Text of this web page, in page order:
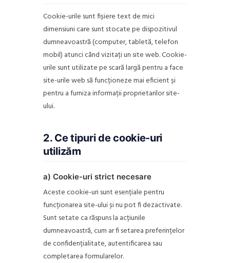
Cookie-urile sunt fișiere text de mici
dimensiuni care sunt stocate pe dispozitivul
dumneavoastră (computer, tabletă, telefon
mobil) atunci când vizitați un site web. Cookie-
urile sunt utilizate pe scară largă pentru a face
site-urile web să funcționeze mai eficient și
pentru a furniza informații proprietarilor site-
ului.
2. Ce tipuri de cookie-uri
utilizăm
a) Cookie-uri strict necesare
Aceste cookie-uri sunt esențiale pentru
funcționarea site-ului și nu pot fi dezactivate.
Sunt setate ca răspuns la acțiunile
dumneavoastră, cum ar fi setarea preferințelor
de confidențialitate, autentificarea sau
completarea formularelor.